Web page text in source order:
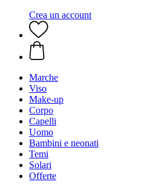
Crea un account
Marche
Viso
Make-up
Corpo
Capelli
Uomo
Bambini e neonati
Temi
Solari
Offerte